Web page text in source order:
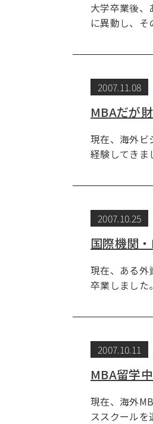
大学卒業後、
に異動し、
2007.11.08
MBAだが
現在、海外ビ
経験してきま
2007.10.25
国際機関
現在、ある外
卒業しました
2007.10.11
MBA留学
現在、海外
ススクール